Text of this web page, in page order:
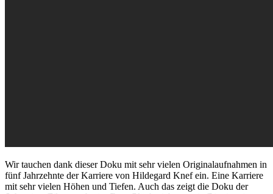
Wir tauchen dank dieser Doku mit sehr vielen Originalaufnahmen in
fünf Jahrzehnte der Karriere von Hildegard Knef ein. Eine Karriere
mit sehr vielen Höhen und Tiefen. Auch das zeigt die Doku der